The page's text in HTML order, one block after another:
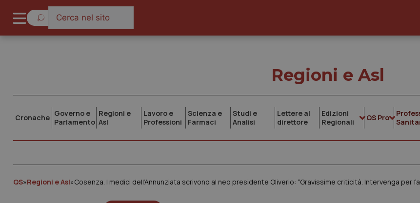
Regioni e Asl
Cronache Governo e
Parlamento
Regioni e
Asl
Lavoro e
Professioni
Scienza e
Farmaci
Studi e
Analisi
Lettere al
direttore
Edizioni
Regionali
QS Pro
QS»Regioni e Asl»Cosenza. I medici dell’Annunziata scrivono al neo presidente Oliverio: “Gravissime criticità. Intervenga per